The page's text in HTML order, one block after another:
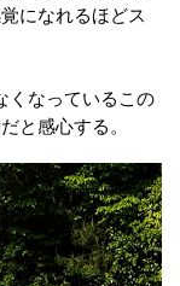
になれるほどス
くなっているこの
と感心する。